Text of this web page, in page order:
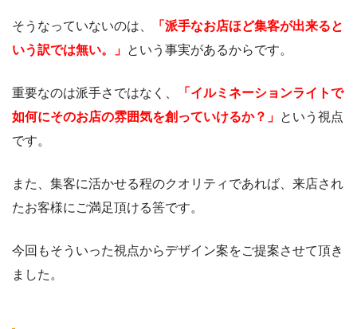
そうなっていないのは、
「派手なお店ほど集客が出来ると
いう訳では無い。」 という事実があるからです。
重要なのは派手さではなく、
「イルミネーションライトで
如何にそのお店の雰囲気を創っていけるか？」 という視点
です。
また、集客に活かせる程のクオリティであれば、来店され
たお客様にご満足頂ける筈です。
今回もそういった視点からデザイン案をご提案させて頂き
ました。